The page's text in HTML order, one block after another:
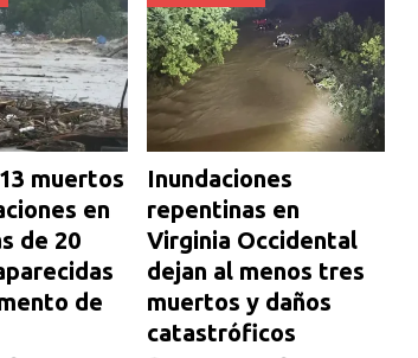
muertos
en
de 20
de
Inundaciones
repentinas en
Virginia Occidental
dejan al menos tres
muertos y daños
catastróficos